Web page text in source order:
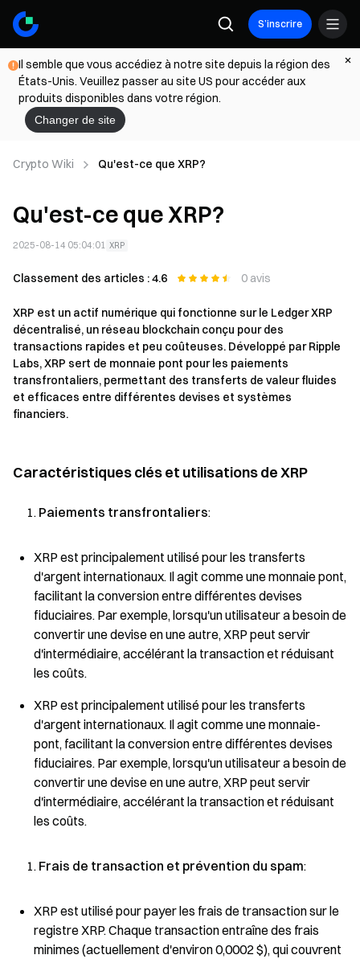
S’inscrire
Il semble que vous accédiez à notre site depuis la région des
États-Unis. Veuillez passer au site US pour accéder aux
produits disponibles dans votre région.
Changer de site
Crypto Wiki Qu'est-ce que XRP?
Qu'est-ce que XRP?
2025-08-14 05:04:01 XRP
Classement des articles : 4.6 0 avis
XRP est un actif numérique qui fonctionne sur le Ledger XRP
décentralisé, un réseau blockchain conçu pour des
transactions rapides et peu coûteuses. Développé par Ripple
Labs, XRP sert de monnaie pont pour les paiements
transfrontaliers, permettant des transferts de valeur fluides
et efficaces entre différentes devises et systèmes
financiers.
Caractéristiques clés et utilisations de XRP
Paiements transfrontaliers:
XRP est principalement utilisé pour les transferts
d'argent internationaux. Il agit comme une monnaie pont,
facilitant la conversion entre différentes devises
fiduciaires. Par exemple, lorsqu'un utilisateur a besoin de
convertir une devise en une autre, XRP peut servir
d'intermédiaire, accélérant la transaction et réduisant
les coûts.
XRP est principalement utilisé pour les transferts
d'argent internationaux. Il agit comme une monnaie-
pont, facilitant la conversion entre différentes devises
fiduciaires. Par exemple, lorsqu'un utilisateur a besoin de
convertir une devise en une autre, XRP peut servir
d'intermédiaire, accélérant la transaction et réduisant
les coûts.
Frais de transaction et prévention du spam:
XRP est utilisé pour payer les frais de transaction sur le
registre XRP. Chaque transaction entraîne des frais
minimes (actuellement d'environ 0,0002 $), qui couvrent